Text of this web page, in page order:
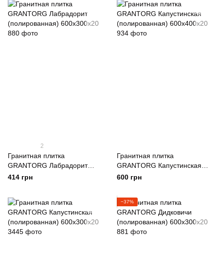
2
Гранитная плитка
GRANTORG Лабрадорит
(полированная) 600х300х20
414 грн
Гранитная плитка
GRANTORG Капустинская
(полированная) 600х400х20
600 грн
−37%